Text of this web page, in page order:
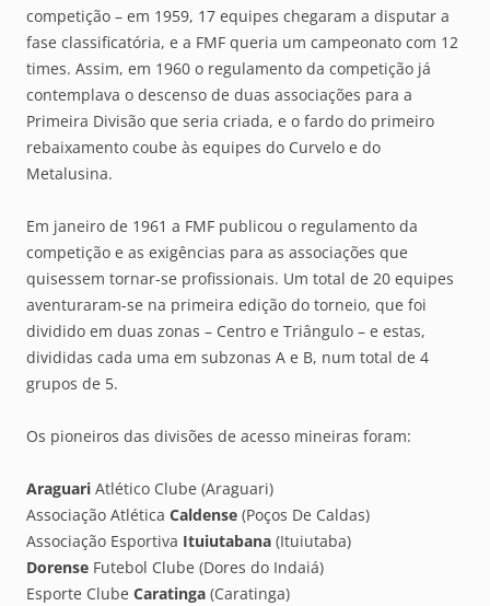
competição – em 1959, 17 equipes chegaram a disputar a
fase classificatória, e a FMF queria um campeonato com 12
times. Assim, em 1960 o regulamento da competição já
contemplava o descenso de duas associações para a
Primeira Divisão que seria criada, e o fardo do primeiro
rebaixamento coube às equipes do Curvelo e do
Metalusina.
Em janeiro de 1961 a FMF publicou o regulamento da
competição e as exigências para as associações que
quisessem tornar-se profissionais. Um total de 20 equipes
aventuraram-se na primeira edição do torneio, que foi
dividido em duas zonas – Centro e Triângulo – e estas,
divididas cada uma em subzonas A e B, num total de 4
grupos de 5.
Os pioneiros das divisões de acesso mineiras foram:
Araguari Atlético Clube (Araguari)
Associação Atlética Caldense (Poços De Caldas)
Associação Esportiva Ituiutabana (Ituiutaba)
Dorense Futebol Clube (Dores do Indaiá)
Esporte Clube Caratinga (Caratinga)